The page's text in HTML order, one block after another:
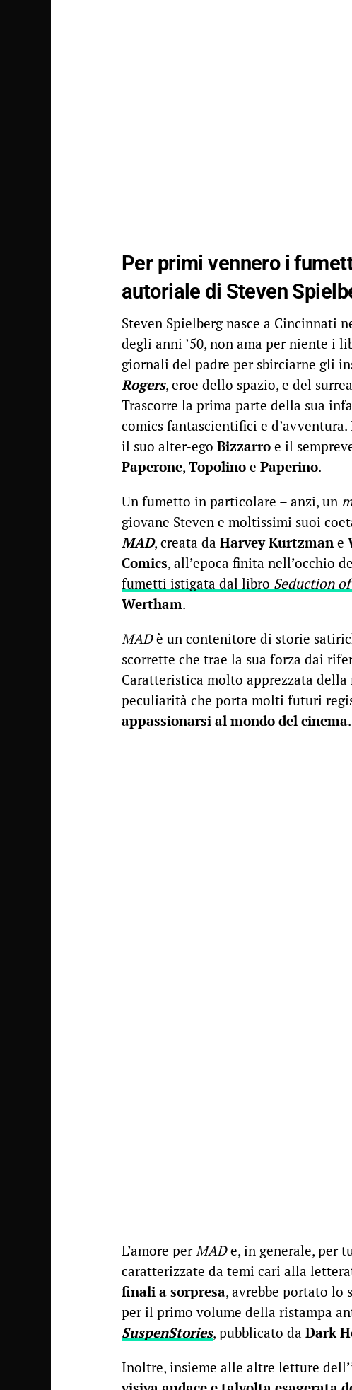
Per primi vennero i
autoriale di Steven
Steven Spielberg nasce a Cincinnati
degli anni ’50, non ama per niente i
giornali del padre per sbirciarne gli
Rogers, eroe dello spazio, e del
Trascorre la prima parte della sua
comics fantascientifici e
il suo alter-ego Bizzarro e il
Paperone, Topolino e Paperino.
Un fumetto in particolare – anzi, un
giovane Steven e moltissimi suoi
MAD, creata da Harvey Kurtzman e
Comics, all’epoca finita nell’occhio
fumetti istigata dal libro Seduction
Wertham.
MADè un contenitore di storie
scorrette che trae la sua forza dai
Caratteristica molto apprezzata della
peculiarità che porta molti futuri
appassionarsi al mondo del cinema.
L’amore perMADe, in generale, per
caratterizzate da temi cari alla
finali a sorpresa, avrebbe portato lo
per il primo volume della ristampa
SuspenStories, pubblicato da Dark
Inoltre, insieme alle altre letture